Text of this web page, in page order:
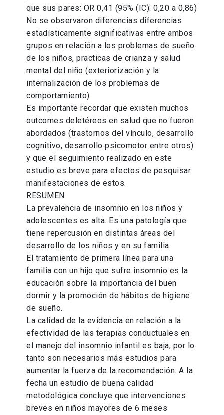
que sus pares: OR 0,41 (95% (IC): 0,20 a 0,86)
No se observaron diferencias diferencias
estadísticamente significativas entre ambos
grupos en relación a los problemas de sueño
de los niños, practicas de crianza y salud
mental del niño (exteriorización y la
internalización de los problemas de
comportamiento)
Es importante recordar que existen muchos
outcomes deletéreos en salud que no fueron
abordados (trastornos del vínculo, desarrollo
cognitivo, desarrollo psicomotor entre otros)
y que el seguimiento realizado en este
estudio es breve para efectos de pesquisar
manifestaciones de estos.
RESUMEN
La prevalencia de insomnio en los niños y
adolescentes es alta. Es una patología que
tiene repercusión en distintas áreas del
desarrollo de los niños y en su familia.
El tratamiento de primera línea para una
familia con un hijo que sufre insomnio es la
educación sobre la importancia del buen
dormir y la promoción de hábitos de higiene
de sueño.
La calidad de la evidencia en relación a la
efectividad de las terapias conductuales en
el manejo del insomnio infantil es baja, por lo
tanto son necesarios más estudios para
aumentar la fuerza de la recomendación. A la
fecha un estudio de buena calidad
metodológica concluye que intervenciones
breves en niños mayores de 6 meses